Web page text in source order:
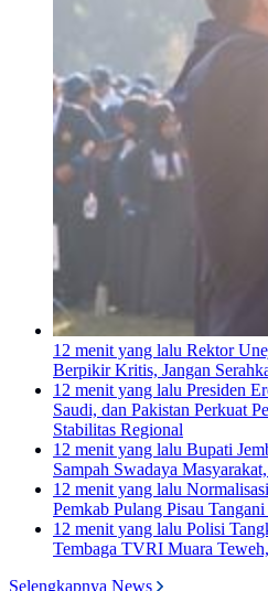
12 menit yang lalu Rektor
Berpikir Kritis, Jangan
12 menit yang lalu Presiden
Saudi, dan Pakistan Perkuat
Stabilitas Regional
12 menit yang lalu Bupati
Sampah Swadaya
12 menit yang lalu
Pemkab Pulang Pisau
12 menit yang lalu Polisi
Tembaga TVRI Muara
Selengkapnya News